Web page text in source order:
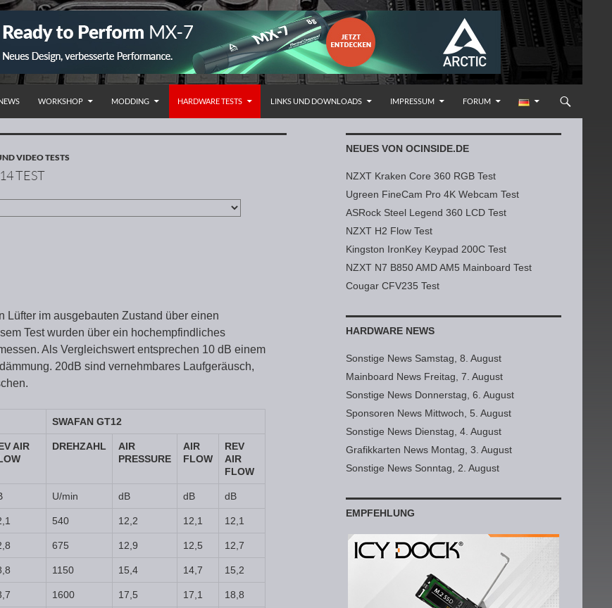
WORKSHOP MODDING HARDWARE TESTS LINKS UND DOWNLOADS IMPRESSUM FORUM
VIDEO TESTS
TEST
Lüfter im ausgebauten Zustand über einen
Test wurden über ein hochempfindliches
Als Vergleichswert entsprechen 10 dB einem
20dB sind vernehmbares Laufgeräusch,
SWAFAN GT12
AIR
DREHZAHL
AIR
PRESSURE
AIR
FLOW
REV
AIR
FLOW
U/min dB dB dB
540 12,2 12,1 12,1
675 12,9 12,5 12,7
1150 15,4 14,7 15,2
1600 17,5 17,1 18,8
NEUES VON OCINSIDE.DE
NZXT Kraken Core 360 RGB Test
Ugreen FineCam Pro 4K Webcam Test
ASRock Steel Legend 360 LCD Test
NZXT H2 Flow Test
Kingston IronKey Keypad 200C Test
NZXT N7 B850 AMD AM5 Mainboard Test
Cougar CFV235 Test
HARDWARE NEWS
Sonstige News Samstag, 8. August
Mainboard News Freitag, 7. August
Sonstige News Donnerstag, 6. August
Sponsoren News Mittwoch, 5. August
Sonstige News Dienstag, 4. August
Grafikkarten News Montag, 3. August
Sonstige News Sonntag, 2. August
EMPFEHLUNG